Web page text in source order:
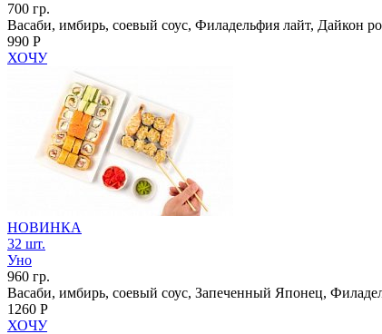
700 гр.
Васаби, имбирь, соевый соус, Филадельфия лайт, Дайкон
990 Р
ХОЧУ
НОВИНКА
32 шт.
Уно
960 гр.
Васаби, имбирь, соевый соус, Запеченный Японец,
1260 Р
ХОЧУ